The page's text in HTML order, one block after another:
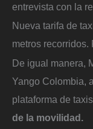
entrevista con la
Nueva tarifa de
metros recorridos.
De igual manera,
Yango Colombia,
plataforma de
de la movilidad.